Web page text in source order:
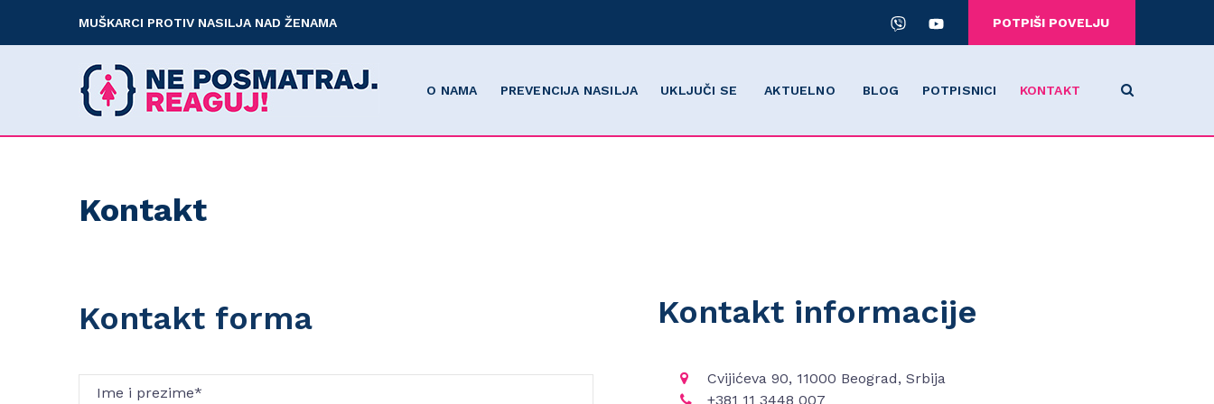
MUŠKARCI PROTIV NASILJA NAD ŽENAMA POTPIŠI POVELJU
O NAMA PREVENCIJA NASILJA UKLJUČI SE AKTUELNO BLOG POTPISNICI KONTAKT
Kontakt
Kontakt forma Kontakt informacije
Cvijićeva 90, 11000 Beograd, Srbija
+381 11 3448 007